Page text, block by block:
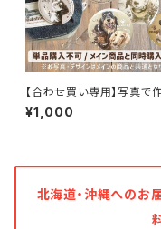
【合わせ買い専用】写真で
うちの子お揃いグッズ｜バッ
PUレザーキーホルダー
¥1,000
北海道・沖縄へのお